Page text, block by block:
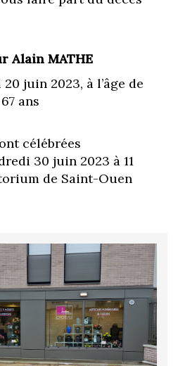
Alain MATHE
juin 2023, à l’âge de
67 ans
célébrées
30 juin 2023 à 11
de Saint-Ouen